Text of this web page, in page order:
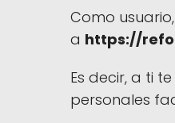
Como
a https://
Es decir, a ti
personales